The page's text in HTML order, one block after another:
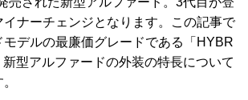
ナーチェンジとなります。この記事で
モデルの最廉価グレードである「HYBR
新型アルファードの外装の特長について